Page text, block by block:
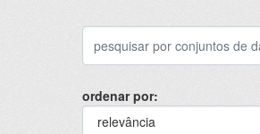
ordenar por